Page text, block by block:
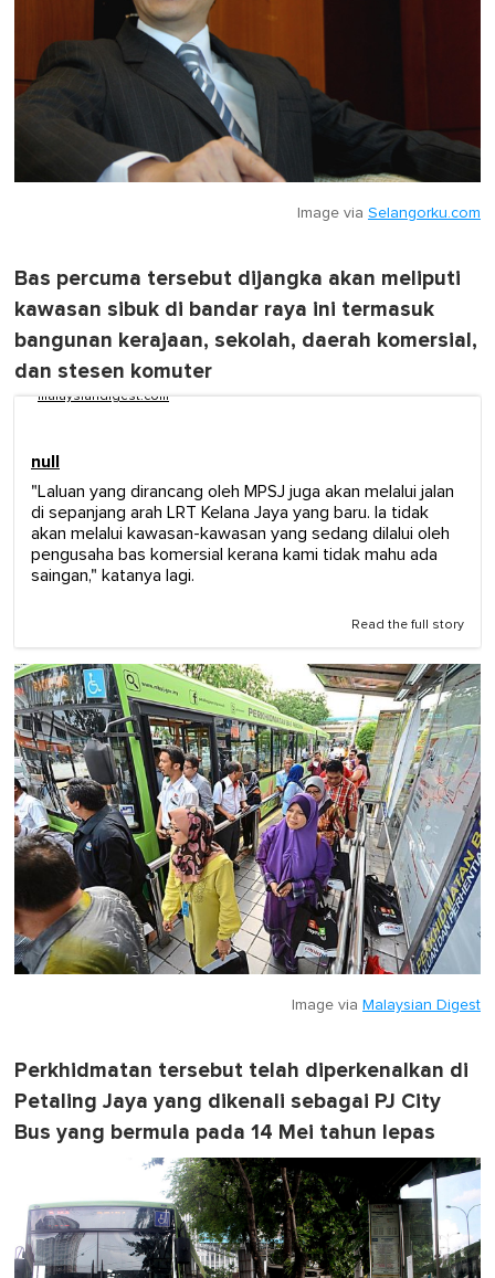
Image via Selangorku.com
Bas percuma tersebut dijangka akan meliputi
kawasan sibuk di bandar raya ini termasuk
bangunan kerajaan, sekolah, daerah komersial,
dan stesen komuter
malaysiandigest.com
null
"Laluan yang dirancang oleh MPSJ juga akan melalui jalan
di sepanjang arah LRT Kelana Jaya yang baru. Ia tidak
akan melalui kawasan-kawasan yang sedang dilalui oleh
pengusaha bas komersial kerana kami tidak mahu ada
saingan," katanya lagi.
Read the full story
Image via Malaysian Digest
Perkhidmatan tersebut telah diperkenalkan di
Petaling Jaya yang dikenali sebagai PJ City
Bus yang bermula pada 14 Mei tahun lepas